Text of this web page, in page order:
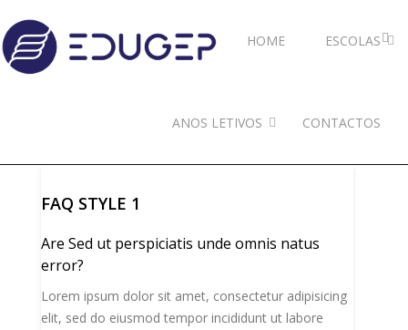
HOME ESCOLAS
ANOS LETIVOS CONTACTOS
FAQ STYLE 1
Are Sed ut perspiciatis unde omnis natus
error?
Lorem ipsum dolor sit amet, consectetur adipisicing
elit, sed do eiusmod tempor incididunt ut labore